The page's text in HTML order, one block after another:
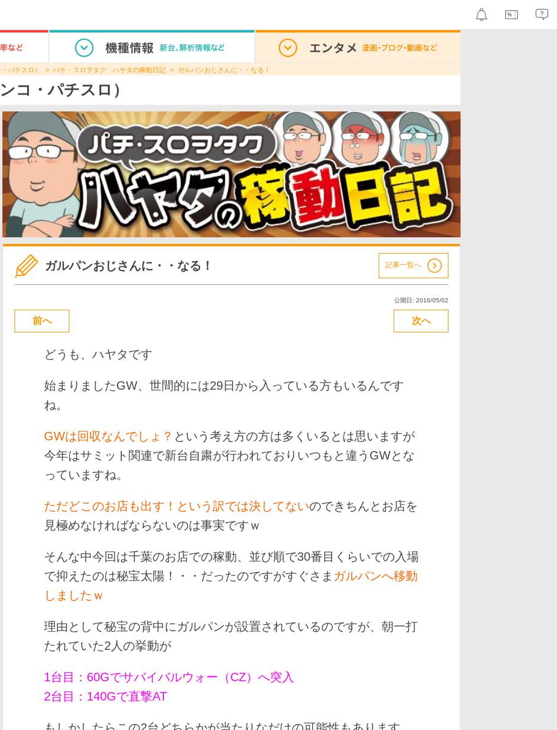
パチスロ） パチ・スロヲタク ハヤタの稼動日記 ガルパンおじさんに・・なる！
コ・パチスロ）
ガルパンおじさんに・・なる！ 記事一覧へ
公開日: 2016/05/02
前へ 次へ
どうも、ハヤタです
始まりましたGW、世間的には29日から入っている方もいるんです
ね。
GWは回収なんでしょ？ という考え方の方は多くいるとは思いますが
今年はサミット関連で新台自粛が行われておりいつもと違うGWとな
っていますね。
ただどこのお店も出す！という訳では決してないのできちんとお店を
見極めなければならないのは事実ですｗ
そんな中今回は千葉のお店での稼動、並び順で30番目くらいでの入場
で抑えたのは秘宝太陽！・・だったのですがすぐさま ガルパンへ移動
しましたｗ
理由として秘宝の背中にガルパンが設置されているのですが、朝一打
たれていた2人の挙動が
1台目：60Gでサバイバルウォー（CZ）へ突入
2台目：140Gで直撃AT